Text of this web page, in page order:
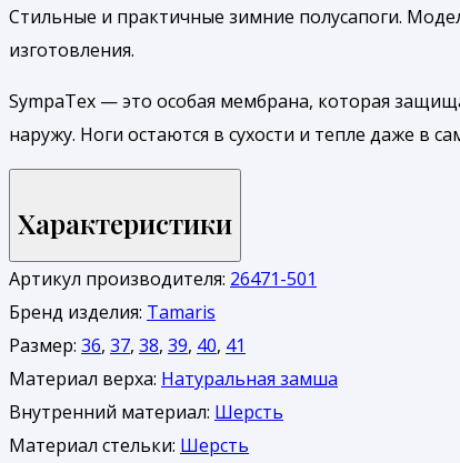
Стильные и практичные зимние полусапоги.
изготовления.
SympaTex — это особая мембрана, которая
наружу. Ноги остаются в сухости и тепле даже в
Характеристики
Артикул производителя: 26471-501
Бренд изделия: Tamaris
Размер: 36, 37, 38, 39, 40, 41
Материал верха: Натуральная замша
Внутренний материал: Шерсть
Материал стельки: Шерсть